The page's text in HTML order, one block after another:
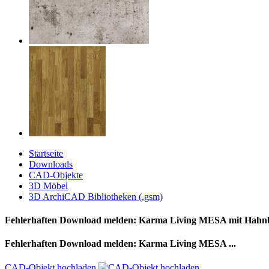
Startseite
Downloads
CAD-Objekte
3D Möbel
3D ArchiCAD Bibliotheken (.gsm)
Fehlerhaften Download melden: Karma Living MESA mit
Fehlerhaften Download melden: Karma Living MESA ...